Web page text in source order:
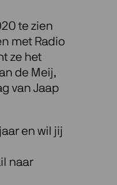
te zien
met Radio
ze het
de Meij,
van Jaap
en wil jij
naar